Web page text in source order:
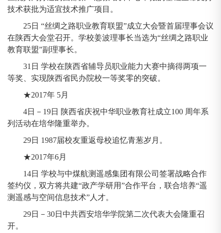
技术获批为适宜技术推广项目。
25日 “丝绸之路职业教育联盟”成立大会暨首届理事会议
在陕西大会堂召开。学校姜波理事长当选为“丝绸之路职业
教育联盟”副理事长。
31日 学校在陕西省辅导员职业能力大赛中摘得两项一
等奖、实现陕西省民办院校一等奖零的突破。
★2017年 5月
4日－19日 陕西省庆祝中华职业教育社成立100 周年系
列活动在培华隆重举办。
29日 1987届校友重返母校追忆青葱岁月。
★2017年6月
14日 学校与中煤航测遥感集团有限公司签署战略合作
签约仪，双方将共建“政产学研用”合作平台，联合培养“遥
测遥感与空间信息技术”人才。
29日－30日中共西安培华学院第二次代表大会隆重召
开。